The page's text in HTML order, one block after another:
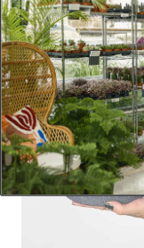
cena
je
bila:
31,00